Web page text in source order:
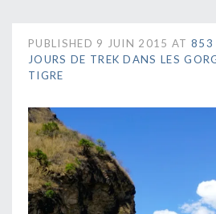
PUBLISHED 9 JUIN 2015 AT853
JOURS DE TREK DANS LES
TIGRE